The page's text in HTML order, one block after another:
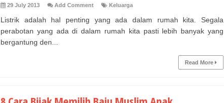
29 July 2013 Add Comment Keluarga
Listrik adalah hal penting yang ada dalam rumah kita. Segala
perabotan yang ada di dalam rumah kita pasti lebih banyak yang
bergantung den...
Read More